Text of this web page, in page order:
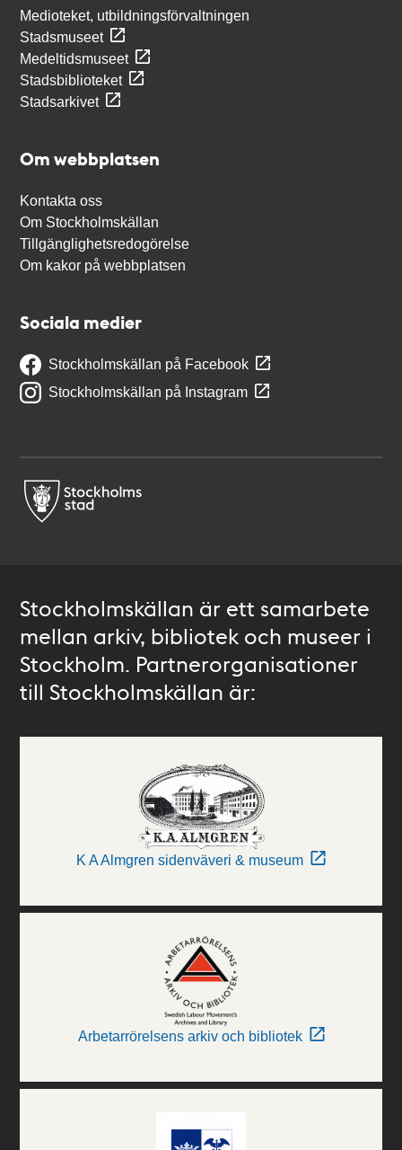
Medioteket, utbildningsförvaltningen
Stadsmuseet
Medeltidsmuseet
Stadsbiblioteket
Stadsarkivet
Om webbplatsen
Kontakta oss
Om Stockholmskällan
Tillgänglighetsredogörelse
Om kakor på webbplatsen
Sociala medier
Stockholmskällan på Facebook
Stockholmskällan på Instagram
Stockholmskällan är ett samarbete
mellan arkiv, bibliotek och museer i
Stockholm. Partnerorganisationer
till Stockholmskällan är:
K A Almgren sidenväveri & museum
Arbetarrörelsens arkiv och bibliotek